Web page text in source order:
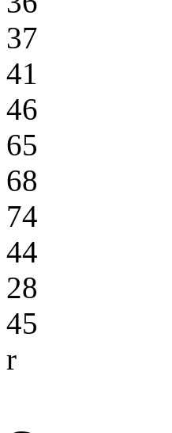
37
41
46
65
68
74
44
28
45
r